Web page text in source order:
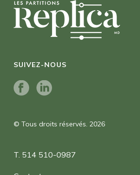
SUIVEZ-NOUS
© Tous droits réservés. 2026
T. 514 510-0987